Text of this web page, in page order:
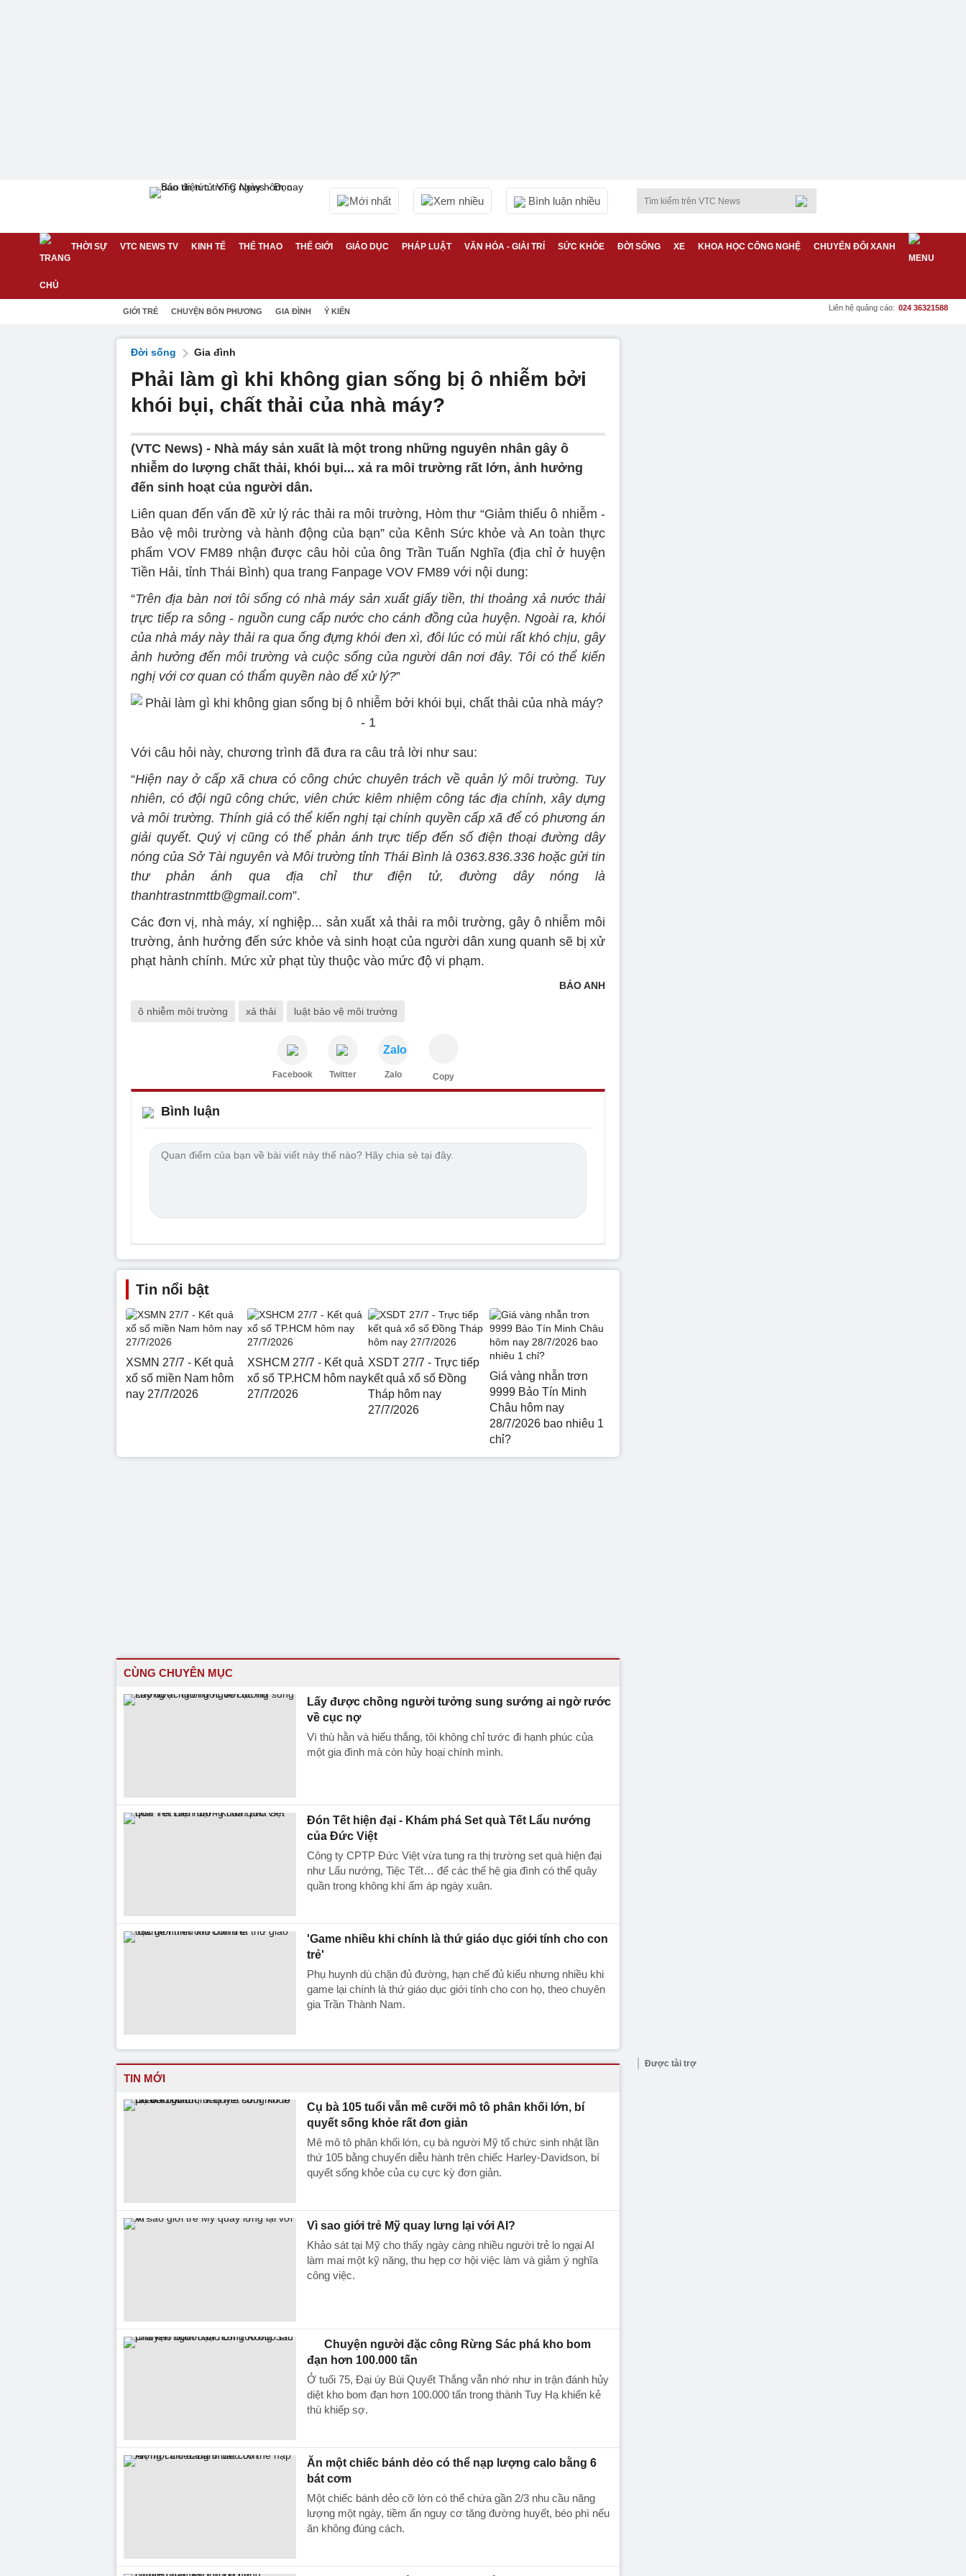
Mới nhất Xem nhiều Bình luận nhiều
THỜI SỰ VTC NEWS TV KINH TẾ THỂ THAO THẾ GIỚI GIÁO DỤC PHÁP LUẬT VĂN HÓA - GIẢI TRÍ SỨC KHỎE ĐỜI SỐNG XE KHOA HỌC CÔNG NGHỆ CHUYỂN ĐỔI XANH
GIỚI TRẺ CHUYỆN BỐN PHƯƠNG GIA ĐÌNH Ý KIẾN Liên hệ quảng cáo: 024 36321588
Đời sống Gia đình
Phải làm gì khi không gian sống bị ô nhiễm bởi
khói bụi, chất thải của nhà máy?
(VTC News) - Nhà máy sản xuất là một trong những nguyên nhân gây ô
nhiễm do lượng chất thải, khói bụi... xả ra môi trường rất lớn, ảnh hưởng
đến sinh hoạt của người dân.
Liên quan đến vấn đề xử lý rác thải ra môi trường, Hòm thư “Giảm thiểu ô nhiễm -
Bảo vệ môi trường và hành động của bạn” của Kênh Sức khỏe và An toàn thực
phẩm VOV FM89 nhận được câu hỏi của ông Trần Tuấn Nghĩa (địa chỉ ở huyện
Tiền Hải, tỉnh Thái Bình) qua trang Fanpage VOV FM89 với nội dung:
“Trên địa bàn nơi tôi sống có nhà máy sản xuất giấy tiền, thi thoảng xả nước thải
trực tiếp ra sông - nguồn cung cấp nước cho cánh đồng của huyện. Ngoài ra, khói
của nhà máy này thải ra qua ống đựng khói đen xì, đôi lúc có mùi rất khó chịu, gây
ảnh hưởng đến môi trường và cuộc sống của người dân nơi đây. Tôi có thể kiến
nghị với cơ quan có thẩm quyền nào để xử lý?”
Với câu hỏi này, chương trình đã đưa ra câu trả lời như sau:
“Hiện nay ở cấp xã chưa có công chức chuyên trách về quản lý môi trường. Tuy
nhiên, có đội ngũ công chức, viên chức kiêm nhiệm công tác địa chính, xây dựng
và môi trường. Thính giả có thể kiến nghị tại chính quyền cấp xã để có phương án
giải quyết. Quý vị cũng có thể phản ánh trực tiếp đến số điện thoại đường dây
nóng của Sở Tài nguyên và Môi trường tỉnh Thái Bình là 0363.836.336 hoặc gửi tin
thư phản ánh qua địa chỉ thư điện tử, đường dây nóng là
thanhtrastnmttb@gmail.com”.
Các đơn vị, nhà máy, xí nghiệp... sản xuất xả thải ra môi trường, gây ô nhiễm môi
trường, ảnh hưởng đến sức khỏe và sinh hoạt của người dân xung quanh sẽ bị xử
phạt hành chính. Mức xử phạt tùy thuộc vào mức độ vi phạm.
BẢO ANH
ô nhiễm môi trường xả thải luật bảo vệ môi trường
Facebook Twitter
Zalo
Zalo Copy
Bình luận
Tin nổi bật
XSMN 27/7 - Kết quả
xổ số miền Nam hôm
nay 27/7/2026
XSHCM 27/7 - Kết quả
xổ số TP.HCM hôm nay
27/7/2026
XSDT 27/7 - Trực tiếp
kết quả xổ số Đồng
Tháp hôm nay
27/7/2026
Giá vàng nhẫn trơn
9999 Bảo Tín Minh
Châu hôm nay
28/7/2026 bao nhiêu 1
chỉ?
CÙNG CHUYÊN MỤC
Lấy được chồng người tưởng sung sướng ai ngờ rước
về cục nợ
Vì thù hằn và hiếu thắng, tôi không chỉ tước đi hạnh phúc của
một gia đình mà còn hủy hoại chính mình.
Đón Tết hiện đại - Khám phá Set quà Tết Lẩu nướng
của Đức Việt
Công ty CPTP Đức Việt vừa tung ra thị trường set quà hiện đại
như Lẩu nướng, Tiệc Tết… để các thế hệ gia đình có thể quây
quần trong không khí ấm áp ngày xuân.
'Game nhiều khi chính là thứ giáo dục giới tính cho con
trẻ'
Phụ huynh dù chặn đủ đường, hạn chế đủ kiểu nhưng nhiều khi
game lại chính là thứ giáo dục giới tính cho con họ, theo chuyên
gia Trần Thành Nam.
TIN MỚI
Cụ bà 105 tuổi vẫn mê cưỡi mô tô phân khối lớn, bí
quyết sống khỏe rất đơn giản
Mê mô tô phân khối lớn, cụ bà người Mỹ tổ chức sinh nhật lần
thứ 105 bằng chuyến diễu hành trên chiếc Harley-Davidson, bí
quyết sống khỏe của cụ cực kỳ đơn giản.
Vì sao giới trẻ Mỹ quay lưng lại với AI?
Khảo sát tại Mỹ cho thấy ngày càng nhiều người trẻ lo ngại AI
làm mai một kỹ năng, thu hẹp cơ hội việc làm và giảm ý nghĩa
công việc.
Chuyện người đặc công Rừng Sác phá kho bom
đạn hơn 100.000 tấn
Ở tuổi 75, Đại úy Bùi Quyết Thắng vẫn nhớ như in trận đánh hủy
diệt kho bom đạn hơn 100.000 tấn trong thành Tuy Hạ khiến kẻ
thù khiếp sợ.
Ăn một chiếc bánh dẻo có thể nạp lượng calo bằng 6
bát cơm
Một chiếc bánh dẻo cỡ lớn có thể chứa gần 2/3 nhu cầu năng
lượng một ngày, tiềm ẩn nguy cơ tăng đường huyết, béo phì nếu
ăn không đúng cách.
Được tài trợ